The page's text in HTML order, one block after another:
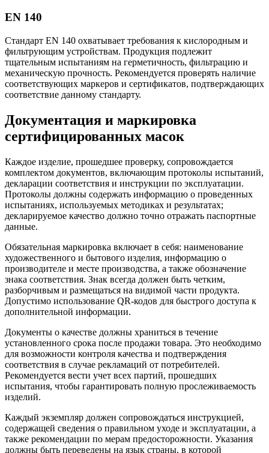
EN 140
Стандарт EN 140 охватывает требования к кислородным и
фильтрующим устройствам. Продукция подлежит
тщательным испытаниям на герметичность, фильтрацию и
механическую прочность. Рекомендуется проверять наличие
соответствующих маркеров и сертификатов, подтверждающих
соответствие данному стандарту.
Документация и маркировка
сертифицированных масок
Каждое изделие, прошедшее проверку, сопровождается
комплектом документов, включающим протоколы испытаний,
декларации соответствия и инструкции по эксплуатации.
Протоколы должны содержать информацию о проведенных
испытаниях, используемых методиках и результатах;
декларируемое качество должно точно отражать паспортные
данные.
Обязательная маркировка включает в себя: наименование
художественного и бытового изделия, информацию о
производителе и месте производства, а также обозначение
знака соответствия. Знак всегда должен быть четким,
разборчивым и размещаться на видимой части продукта.
Допустимо использование QR-кодов для быстрого доступа к
дополнительной информации.
Документы о качестве должны храниться в течение
установленного срока после продажи товара. Это необходимо
для возможности контроля качества и подтверждения
соответствия в случае рекламаций от потребителей.
Рекомендуется вести учет всех партий, прошедших
испытания, чтобы гарантировать полную прослеживаемость
изделий.
Каждый экземпляр должен сопровождаться инструкцией,
содержащей сведения о правильном уходе и эксплуатации, а
также рекомендации по мерам предосторожности. Указания
должны быть переведены на язык страны, в которой